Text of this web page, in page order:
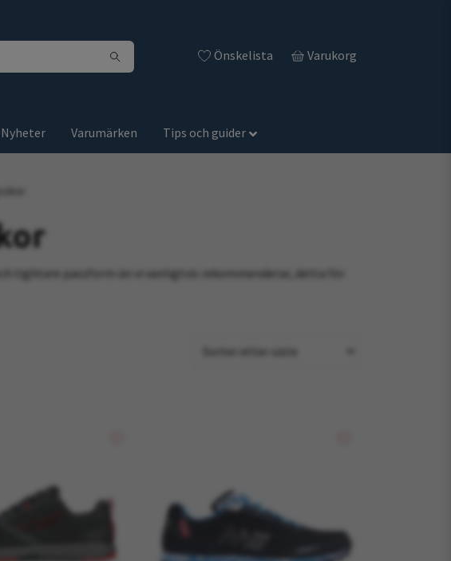
Önskelista Varukorg
Nyheter Varumärken Tips och guider
tightare passform än vi vanligtvis rekommenderar, detta för